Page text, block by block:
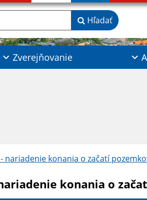
Hľadať
Zverejňovanie
nariadenie konania o začatí
konania o